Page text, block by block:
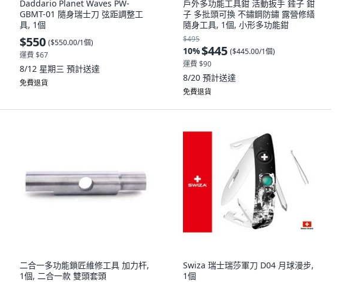
Daddario Planet Waves PW-
GBMT-01 隨身瑞士刀 弦距調整工
具, 1個
$550 ($550.00/1個)
運費 $67
8/12 星期三 預計送達
免費退貨
戶外多功能工具鉗 活動扳手 錘子 鉗
子 多批頭可換 不鏽鋼防鏽 露營修繕
隨身工具, 1個, 小形多功能鉗
$495
10%$445 ($445.00/1個)
運費 $90
8/20 預計送達
免費退貨
二合一多功能鎖匠維修工具 加力杆,
1個, 二合一款 雙頭套頭
Swiza 瑞士瑞莎軍刀 D04 月球漫步,
1個